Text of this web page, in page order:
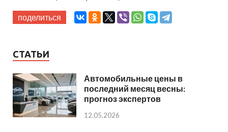
поделиться
СТАТЬИ
Автомобильные цены в
последний месяц весны:
прогноз экспертов
12.05.2026